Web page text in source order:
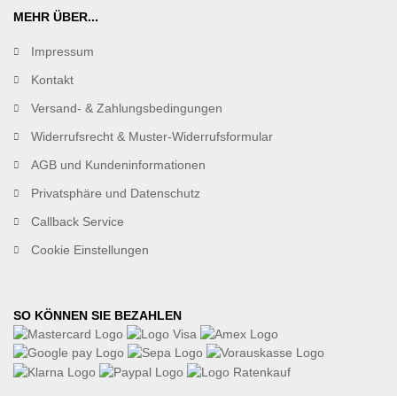
MEHR ÜBER...
Impressum
Kontakt
Versand- & Zahlungsbedingungen
Widerrufsrecht & Muster-Widerrufsformular
AGB und Kundeninformationen
Privatsphäre und Datenschutz
Callback Service
Cookie Einstellungen
SO KÖNNEN SIE BEZAHLEN